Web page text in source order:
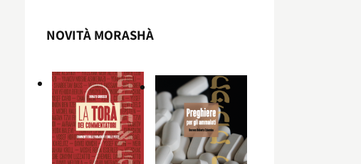
NOVITÀ MORASHÀ